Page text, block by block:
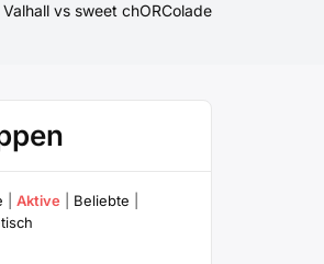
vs sweet chORColade
Aktive Beliebte